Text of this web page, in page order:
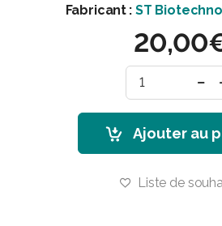
Fabricant : ST
Ajouter au
Liste de